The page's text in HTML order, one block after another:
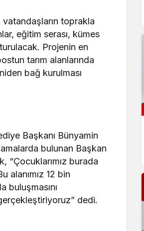
vatandaşların toprakla
eğitim serası, kümes
Projenin en
tarım alanlarında
bağ kurulması
Başkanı Bünyamin
bulunan Başkan
“Çocuklarımız burada
alanımız 12 bin
buluşmasını
dedi.